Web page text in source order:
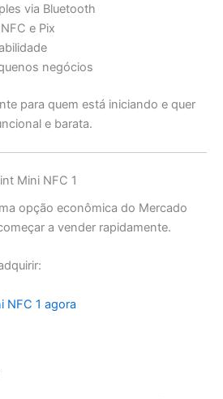
via Bluetooth
e Pix
negócios
para quem está iniciando e quer
e barata.
Mini NFC 1
opção econômica do Mercado
a vender rapidamente.
NFC 1 agora